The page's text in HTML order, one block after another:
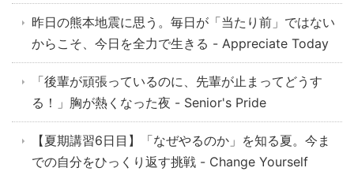
昨日の熊本地震に思う。毎日が「当たり前」ではない
からこそ、今日を全力で生きる - Appreciate Today
「後輩が頑張っているのに、先輩が止まってどうす
る！」胸が熱くなった夜 - Senior's Pride
【夏期講習6日目】「なぜやるのか」を知る夏。今ま
での自分をひっくり返す挑戦 - Change Yourself